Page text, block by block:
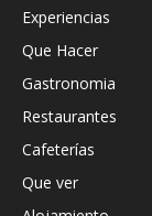
Experiencias
Que Hacer
Gastronomia
Restaurantes
Cafeterías
Que ver